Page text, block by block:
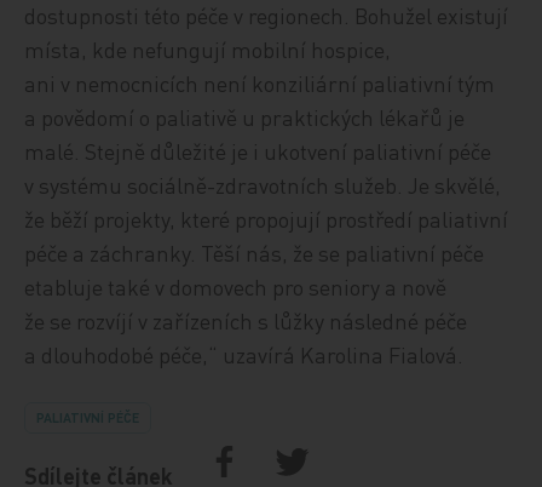
dostupnosti této péče v regionech. Bohužel existují
místa, kde nefungují mobilní hospice,
ani v nemocnicích není konziliární paliativní tým
a povědomí o paliativě u praktických lékařů je
malé. Stejně důležité je i ukotvení paliativní péče
v systému sociálně-zdravotních služeb. Je skvělé,
že běží projekty, které propojují prostředí paliativní
péče a záchranky. Těší nás, že se paliativní péče
etabluje také v domovech pro seniory a nově
že se rozvíjí v zařízeních s lůžky následné péče
a dlouhodobé péče,“ uzavírá Karolina Fialová.
PALIATIVNÍ PÉČE
Sdílejte článek